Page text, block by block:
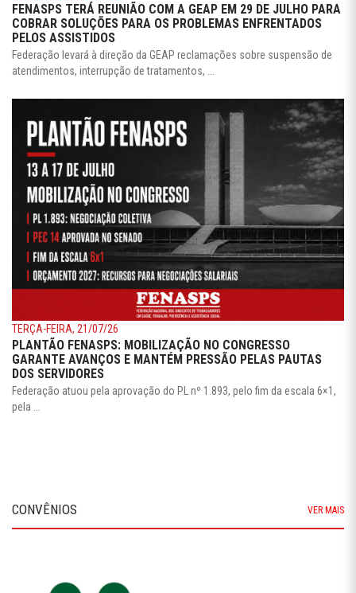
FENASPS TERÁ REUNIÃO COM A GEAP EM 29 DE JULHO PARA
COBRAR SOLUÇÕES PARA OS PROBLEMAS ENFRENTADOS
PELOS ASSISTIDOS
Federação levará à direção da GEAP reclamações sobre suspensão de
atendimentos, interrupção de tratamentos, ...
TERÇA-FEIRA, 21/07/26
PLANTÃO FENASPS: MOBILIZAÇÃO NO CONGRESSO
GARANTE AVANÇOS E MANTÉM PRESSÃO PELAS PAUTAS
DOS SERVIDORES
Federação atuou pela aprovação do PL nº 1.893, pelo fim da escala 6×1,
pela ...
CONVÊNIOS VER MAIS